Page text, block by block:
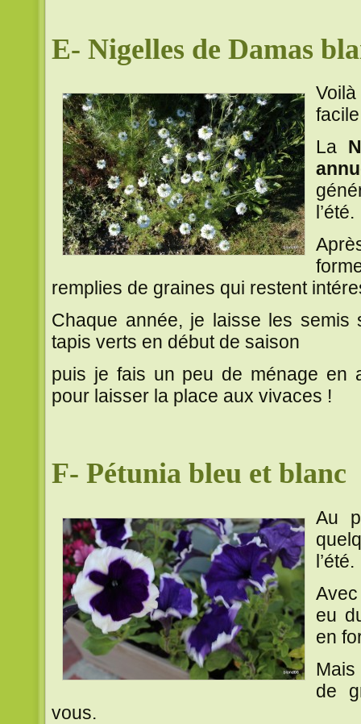
E- Nigelles de Damas
La
l’été.
remplies de graines qui restent
Chaque année, je laisse les semis
tapis verts en début de saison
puis je fais un peu de ménage en
pour laisser la place aux vivaces !
F- Pétunia bleu et blanc
Au
l’été.
eu
en
Mais
de
vous.